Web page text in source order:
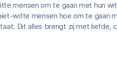
mensen om te gaan met hun
witte mensen hoe om te gaan
Dit alles brengt zij met liefde,